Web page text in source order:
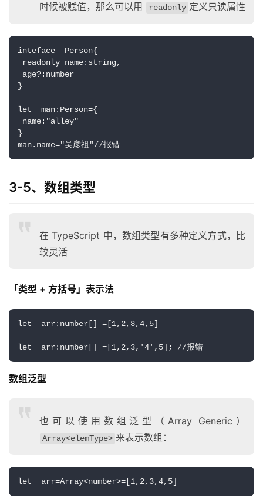
运
营
记
验
用
时候被赋值，那么可以用
readonly 定义只读属性
inteface  Person{
readonly name:string,
age?:number
}
let  man:Person={
name:"alley"
}
man.name="吴彦祖"//报错
3-5、数组类型
在 TypeScript 中，数组类型有多种定义方式，比
较灵活
「类型 + 方括号」表示法
let  arr:number[] =[1,2,3,4,5]
let  arr:number[] =[1,2,3,'4',5]; //报错
数组泛型
也可以使用数组泛型（Array Generic）
Array<elemType> 来表示数组：
let  arr=Array<number>=[1,2,3,4,5]